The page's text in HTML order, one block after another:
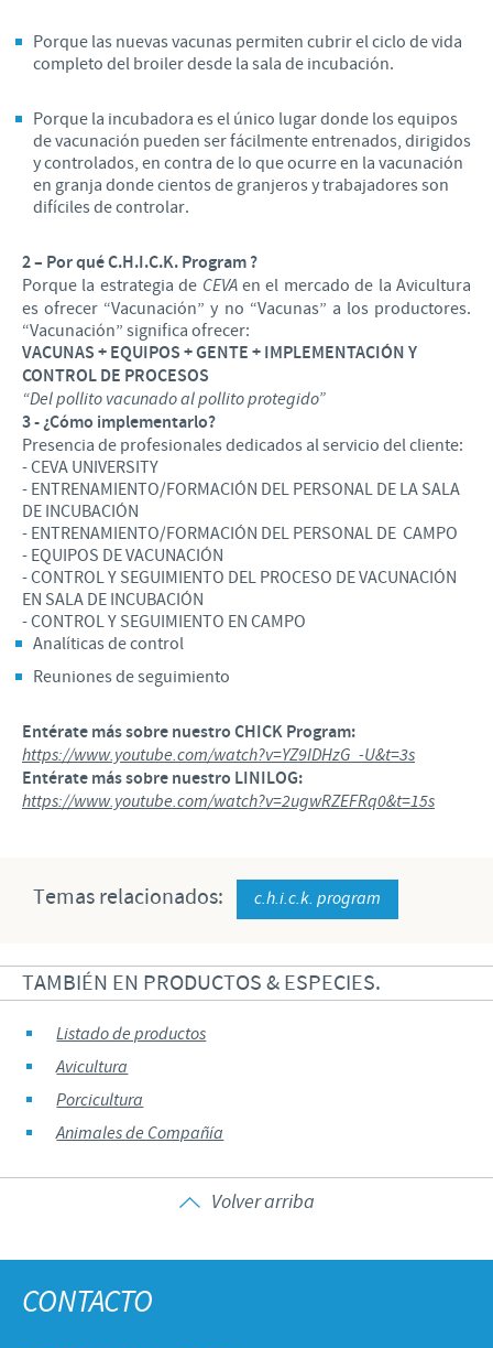
Porque las nuevas vacunas permiten cubrir el ciclo de vida
completo del broiler desde la sala de incubación.
Porque la incubadora es el único lugar donde los equipos
de vacunación pueden ser fácilmente entrenados, dirigidos
y controlados, en contra de lo que ocurre en la vacunación
en granja donde cientos de granjeros y trabajadores son
difíciles de controlar.
2 – Por qué C.H.I.C.K. Program ?
Porque la estrategia de CEVAen el mercado de la Avicultura
es ofrecer “Vacunación” y no “Vacunas” a los productores.
“Vacunación” significa ofrecer:
VACUNAS + EQUIPOS + GENTE + IMPLEMENTACIÓN Y
CONTROL DE PROCESOS
“Del pollito vacunado al pollito protegido”
3 - ¿Cómo implementarlo?
Presencia de profesionales dedicados al servicio del cliente:
- CEVA UNIVERSITY
- ENTRENAMIENTO/FORMACIÓN DEL PERSONAL DE LA SALA
DE INCUBACIÓN
- ENTRENAMIENTO/FORMACIÓN DEL PERSONAL DE CAMPO
- EQUIPOS DE VACUNACIÓN
- CONTROL Y SEGUIMIENTO DEL PROCESO DE VACUNACIÓN
EN SALA DE INCUBACIÓN
- CONTROL Y SEGUIMIENTO EN CAMPO
Analíticas de control
Reuniones de seguimiento
Entérate más sobre nuestro CHICK Program:
https://www.youtube.com/watch?v=YZ9IDHzG_-U&t=3s
Entérate más sobre nuestro LINILOG:
https://www.youtube.com/watch?v=2ugwRZEFRq0&t=15s
Temas relacionados: c.h.i.c.k. program
TAMBIÉN EN PRODUCTOS & ESPECIES.
Listado de productos
Avicultura
Porcicultura
Animales de Compañía
Volver arriba
CONTACTO